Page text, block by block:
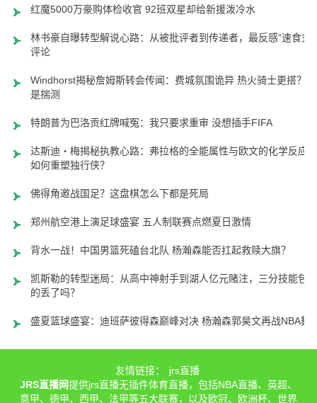
红魔5000万豪购体检收官 92班双星却给新援泼冷水
林书豪自曝转型解说心路：从被批评者到传递者，最反感“速食式”
评论
Windhorst揭秘詹姆斯转会传闻：费城氛围诡异 热火骑士更搭？全
是揣测
特朗普为巴洛贡红牌喊冤：我只要求重审 没想插手FIFA
达斯迪・梅揭秘执教心路：弗拉格的全能属性与欧文的化学反应将
如何重塑独行侠？
佛得角邀战国足？这盘棋怎么下都是死局
郑州航空港上演足球盛宴 五人制联赛点燃夏日激情
背水一战！中国男篮死磕台北队 杨瀚森能否扛起救赎大旗？
凯斯勒的转型迷局：从高中神射手到湖人亿元赌注，三分技能包真
的丢了吗？
盛夏篮球盛宴：迪班萨彼得森巅峰对决 杨瀚森郭昊文再战NBA舞
友情链接：
jrs直播
JRS直播网提供jrs直播无插件体育直播，包括NBA直播、英超、
意甲、德甲、西甲、法甲等五大联赛，以及欧冠、欧洲杯、世界